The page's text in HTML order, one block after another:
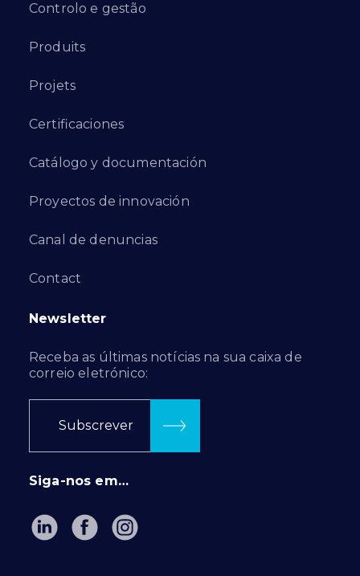
Controlo e gestão
Produits
Projets
Certificaciones
Catálogo y documentación
Proyectos de innovación
Canal de denuncias
Contact
Newsletter
Receba as últimas notícias na sua caixa de
correio eletrónico:
Subscrever
Siga-nos em…